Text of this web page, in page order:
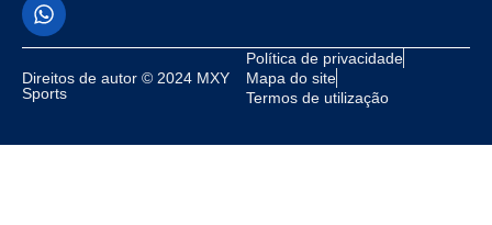
Direitos de autor © 2024 MXY
Sports
Política de privacidade
Mapa do site
Termos de utilização